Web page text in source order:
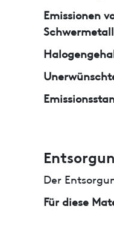
Emissionen
Der
Für diese